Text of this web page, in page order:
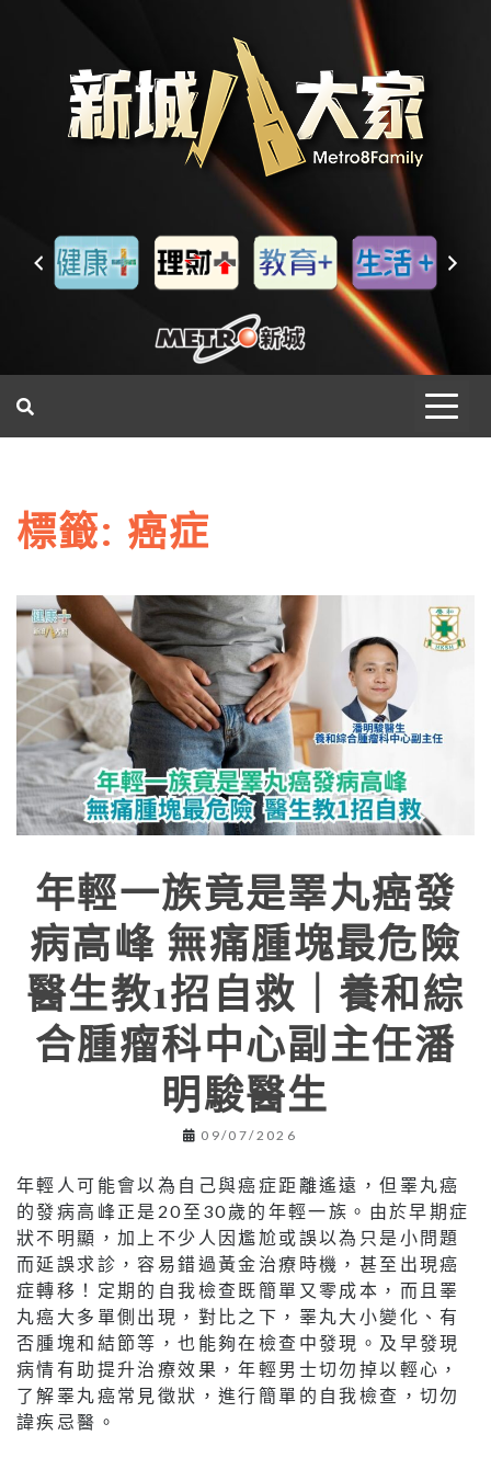
標籤: 癌症
年輕一族竟是睪丸癌發
病高峰 無痛腫塊最危險
醫生教1招自救｜養和綜
合腫瘤科中心副主任潘
明駿醫生
09/07/2026
年輕人可能會以為自己與癌症距離遙遠，但睪丸癌
的發病高峰正是20至30歲的年輕一族。由於早期症
狀不明顯，加上不少人因尷尬或誤以為只是小問題
而延誤求診，容易錯過黃金治療時機，甚至出現癌
症轉移！定期的自我檢查既簡單又零成本，而且睪
丸癌大多單側出現，對比之下，睪丸大小變化、有
否腫塊和結節等，也能夠在檢查中發現。及早發現
病情有助提升治療效果，年輕男士切勿掉以輕心，
了解睪丸癌常見徵狀，進行簡單的自我檢查，切勿
諱疾忌醫。